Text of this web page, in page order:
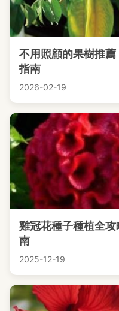
不用照顧的果樹推
指南
2026-02-19
雞冠花種子種植全
南
2025-12-19